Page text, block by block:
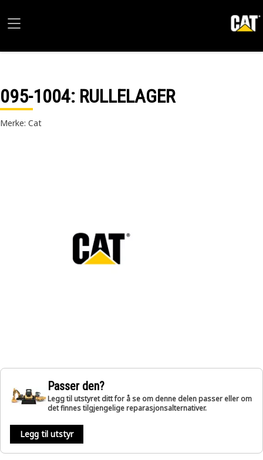
095-1004: RULLELAGER
Merke: Cat
Passer den?
Legg til utstyret ditt for å se om denne delen passer eller om
det finnes tilgjengelige reparasjonsalternativer.
Legg til utstyr